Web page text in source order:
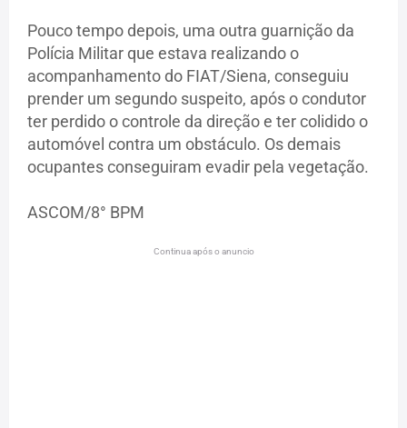
Pouco tempo depois, uma outra guarnição da
Polícia Militar que estava realizando o
acompanhamento do FIAT/Siena, conseguiu
prender um segundo suspeito, após o condutor
ter perdido o controle da direção e ter colidido o
automóvel contra um obstáculo. Os demais
ocupantes conseguiram evadir pela vegetação.
ASCOM/8° BPM
Continua após o anuncio